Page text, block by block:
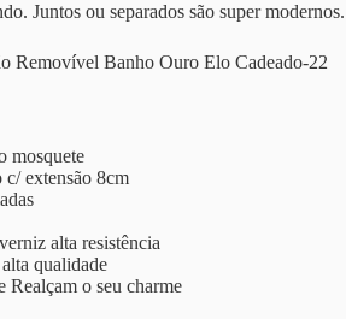
Juntos ou separados são super modernos.
Removível Banho Ouro Elo Cadeado-22
mosquete
extensão 8cm
alta resistência
qualidade
Realçam o seu charme